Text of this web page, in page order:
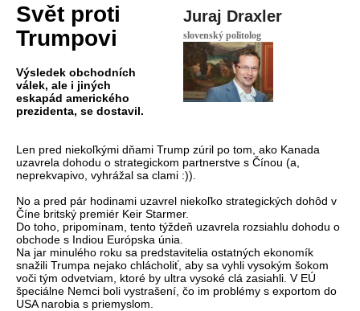
Juraj Draxler
slovenský politolog
Svět proti
Trumpovi
Výsledek obchodních
válek, ale i jiných
eskapád amerického
prezidenta, se dostavil.
Len pred niekoľkými dňami Trump zúril po tom, ako Kanada
uzavrela dohodu o strategickom partnerstve s Čínou (a,
neprekvapivo, vyhrážal sa clami :)).
No a pred pár hodinami uzavrel niekoľko strategických dohôd v
Číne britský premiér Keir Starmer.
Do toho, pripomínam, tento týždeň uzavrela rozsiahlu dohodu o
obchode s Indiou Európska únia.
Na jar minulého roku sa predstavitelia ostatných ekonomík
snažili Trumpa nejako chlácholiť, aby sa vyhli vysokým šokom
voči tým odvetviam, ktoré by ultra vysoké clá zasiahli. V EÚ
špeciálne Nemci boli vystrašení, čo im problémy s exportom do
USA narobia s priemyslom.